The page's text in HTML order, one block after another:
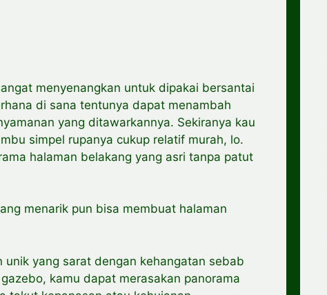
menyenangkan untuk dipakai bersantai
di sana tentunya dapat menambah
yang ditawarkannya. Sekiranya kau
simpel rupanya cukup relatif murah, lo.
halaman belakang yang asri tanpa patut
menarik pun bisa membuat halaman
yang sarat dengan kehangatan sebab
kamu dapat merasakan panorama